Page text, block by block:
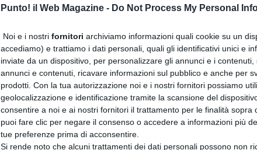
Punto! il Web Magazine - Do Not Process My Personal
Noi e i nostri fornitori archiviamo informazioni quali cookie su un
accediamo) e trattiamo i dati personali, quali gli identificativi unici e
inviate da un dispositivo, per personalizzare gli annunci e i
annunci e contenuti, ricavare informazioni sul pubblico e anche per
prodotti. Con la tua autorizzazione noi e i nostri fornitori possiamo
geolocalizzazione e identificazione tramite la scansione del
consentire a noi e ai nostri fornitori il trattamento per le finalità sopra
puoi fare clic per negare il consenso o accedere a informazioni più
tue preferenze prima di acconsentire.
Si rende noto che alcuni trattamenti dei dati personali possono non